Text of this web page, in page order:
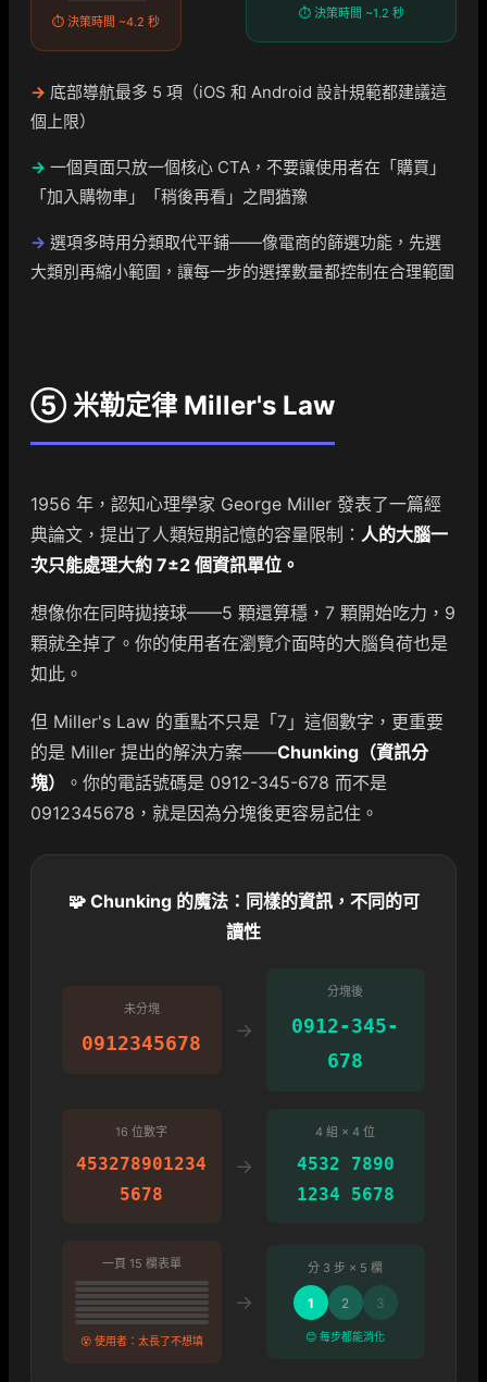
⏱ 決策時間 ~4.2 秒
⏱ 決策時間 ~1.2 秒
→ 底部導航最多 5 項（iOS 和 Android 設計規範都建議這
個上限）
→ 一個頁面只放一個核心 CTA，不要讓使用者在「購買」
「加入購物車」「稍後再看」之間猶豫
→ 選項多時用分類取代平鋪——像電商的篩選功能，先選
大類別再縮小範圍，讓每一步的選擇數量都控制在合理範圍
⑤ 米勒定律 Miller's Law
1956 年，認知心理學家 George Miller 發表了一篇經
典論文，提出了人類短期記憶的容量限制： 人的大腦一
次只能處理大約 7±2 個資訊單位。
想像你在同時拋接球——5 顆還算穩，7 顆開始吃力，9
顆就全掉了。你的使用者在瀏覽介面時的大腦負荷也是
如此。
但 Miller's Law 的重點不只是「7」這個數字，更重要
的是 Miller 提出的解決方案——Chunking（資訊分
塊）
。你的電話號碼是 0912-345-678 而不是
0912345678，就是因為分塊後更容易記住。
🧩 Chunking 的魔法：同樣的資訊，不同的可
讀性
未分塊
0912345678
→
分塊後
0912-345-
678
16 位數字
453278901234
5678
→
4 組 × 4 位
4532 7890
1234 5678
一頁 15 欄表單
😵 使用者：太長了不想填
→
分 3 步 × 5 欄
1 2 3
😊 每步都能消化